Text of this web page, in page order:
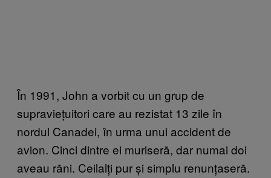
În 1991, John a vorbit cu un grup de
supraviețuitori care au rezistat 13 zile în
nordul Canadei, în urma unui accident de
avion. Cinci dintre ei muriseră, dar numai doi
aveau răni. Ceilalți pur și simplu renunțaseră.